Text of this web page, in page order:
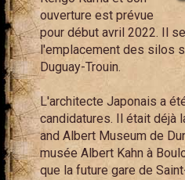
ouverture est prévue
pour début avril 2022. Il
l'emplacement des silos
Duguay-Trouin.
L'architecte Japonais a
candidatures. Il était déjà
and Albert Museum de
musée Albert Kahn à
que la future gare de